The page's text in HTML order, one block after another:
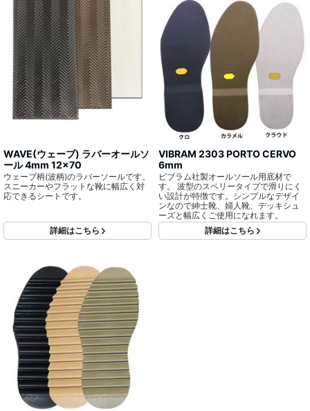
WAVE(ウェーブ) ラバーオールソ
ール 4mm 12x70
ウェーブ柄(波柄)のラバーソールです。
スニーカーやフラットな靴に幅広く対
応できるシートです。
詳細はこちら
VIBRAM 2303 PORTO CERVO
6mm
ビブラム社製オールソール用底材で
す。 波型のスペリータイプで滑りにく
い設計が特徴です。シンプルなデザイ
ンなので紳士靴、婦人靴、デッキシュ
ーズと幅広くご使用になれます。
詳細はこちら